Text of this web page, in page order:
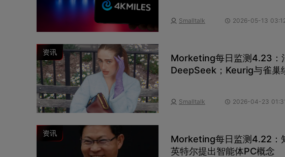
Smalltalk 2026-05-13
资讯
Morketing每日监测4.23：
DeepSeek；Keurig与雀巢
Smalltalk 2026-04-23
资讯
Morketing每日监测4.22：
英特尔提出智能体PC概念